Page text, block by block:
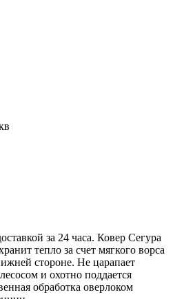
за 24 часа. Ковер Сегура
тепло за счет мягкого ворса
стороне. Не царапает
и охотно поддается
обработка оверлоком